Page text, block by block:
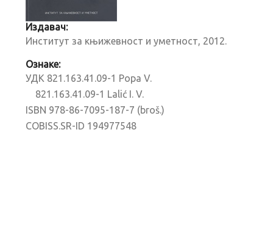
Издавач:
Институт за књижевност и уметност, 2012.
Ознаке:
УДК 821.163.41.09-1 Popa V.
821.163.41.09-1 Lalić I. V.
ISBN 978-86-7095-187-7 (broš.)
COBISS.SR-ID 194977548